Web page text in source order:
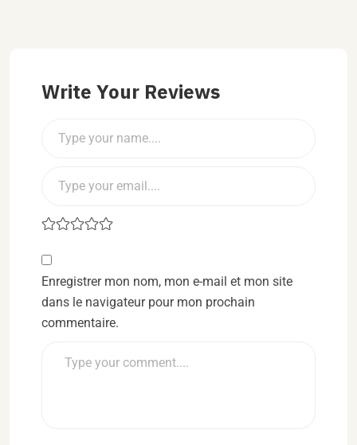
Write Your Reviews
Enregistrer mon nom, mon e-mail et mon site
dans le navigateur pour mon prochain
commentaire.